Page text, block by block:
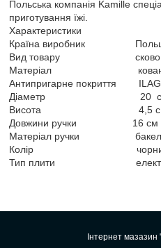
Польська компанія Kamille
приготування їжі.
Характеристики
Країна виробник
Вид товару сковорідка
Матеріал кований
Антипригарне покриття ILAG
Діаметр 20
Висота 4,5
Довжини ручки 16 см
Матеріал ручки бакеліт з
Колір
Тип плити електрична,